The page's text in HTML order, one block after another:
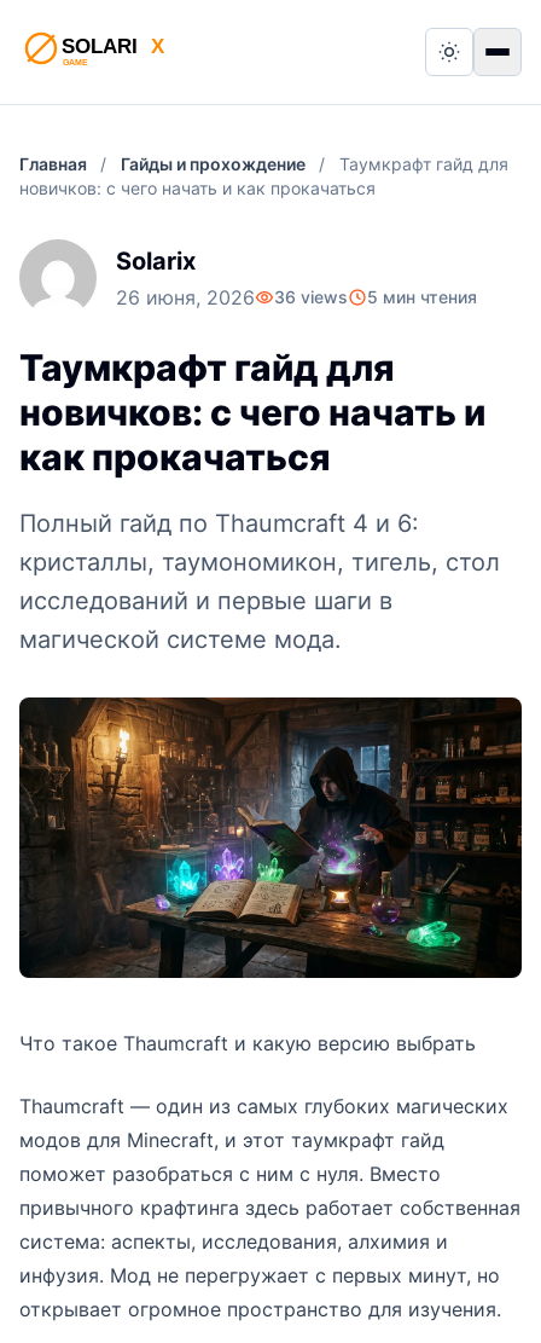
Switch to
Главная / Гайды и прохождение /
Таумкрафт гайд для
новичков: с чего начать и как прокачаться
Solarix
26 июня, 2026 36 views 5 мин чтения
Таумкрафт гайд для
новичков: с чего начать и
как прокачаться
Полный гайд по Thaumcraft 4 и 6:
кристаллы, таумономикон, тигель, стол
исследований и первые шаги в
магической системе мода.
Что такое Thaumcraft и какую версию выбрать
Thaumcraft — один из самых глубоких магических
модов для Minecraft, и этот таумкрафт гайд
поможет разобраться с ним с нуля. Вместо
привычного крафтинга здесь работает собственная
система: аспекты, исследования, алхимия и
инфузия. Мод не перегружает с первых минут, но
открывает огромное пространство для изучения.